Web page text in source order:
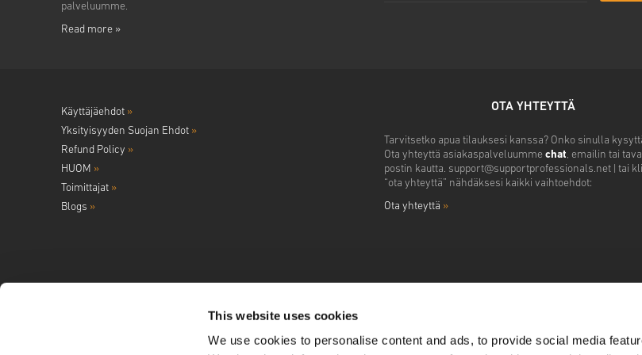
This website uses cookies
We use cookies to personalise content and ads, to provide social media
palveluumme.
Read more »
Käyttäjäehdot »
Yksityisyyden Suojan Ehdot »
Refund Policy »
HUOM »
Toimittajat »
Blogs »
OTA YHTEYTTÄ
Tarvitsetko apua tilauksesi kanssa? Onko sinulla
Ota yhteyttä asiakaspalveluumme chat, emailin tai
postin kautta. support@supportprofessionals.net| tai
“ota yhteyttä” nähdäksesi kaikki vaihtoehdot:
Ota yhteyttä »